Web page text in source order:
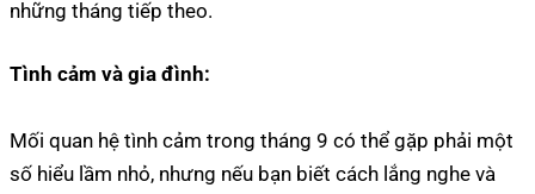
những tháng tiếp theo.
Tình cảm và gia đình:
Mối quan hệ tình cảm trong tháng 9 có thể gặp phải một
số hiểu lầm nhỏ, nhưng nếu bạn biết cách lắng nghe và